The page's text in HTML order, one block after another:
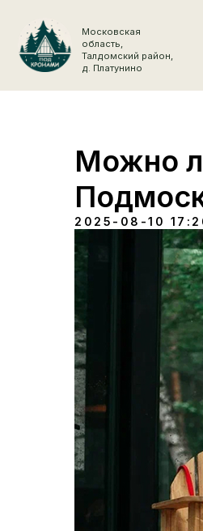
Московская
область,
Талдомский район,
д. Платунино
Можно
2025-08-10